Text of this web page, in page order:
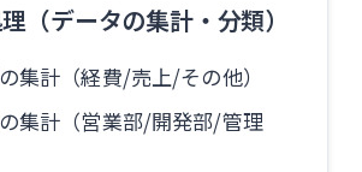
（データの集計・分類）
集計（経費/売上/その他）
集計（営業部/開発部/管理